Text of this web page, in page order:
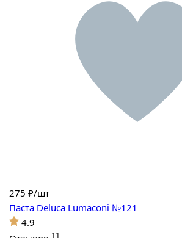
275 ₽/шт
Паста Deluca Lumaconi №121
4.9
11